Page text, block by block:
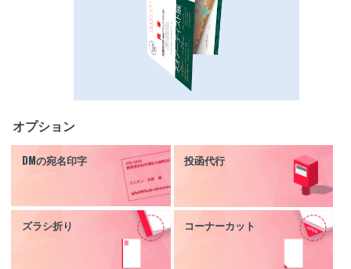
オプション
DMの宛名印字 投函代行
ズラシ折り コーナーカット